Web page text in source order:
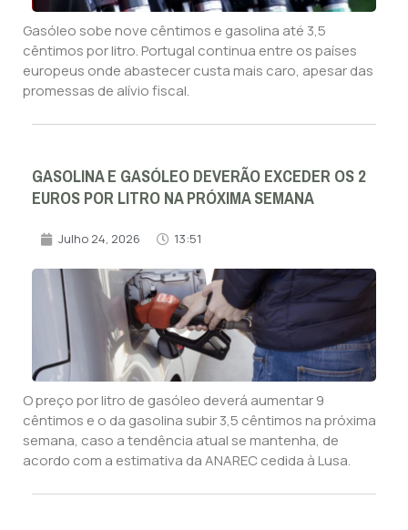
Gasóleo sobe nove cêntimos e gasolina até 3,5
cêntimos por litro. Portugal continua entre os países
europeus onde abastecer custa mais caro, apesar das
promessas de alívio fiscal.
GASOLINA E GASÓLEO DEVERÃO EXCEDER OS 2
EUROS POR LITRO NA PRÓXIMA SEMANA
Julho 24, 2026 13:51
O preço por litro de gasóleo deverá aumentar 9
cêntimos e o da gasolina subir 3,5 cêntimos na próxima
semana, caso a tendência atual se mantenha, de
acordo com a estimativa da ANAREC cedida à Lusa.